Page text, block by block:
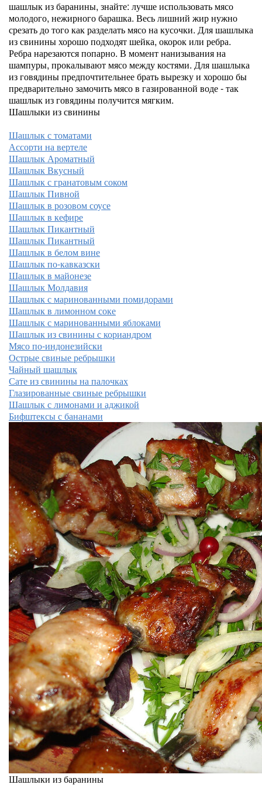
шашлык из баранины, знайте: лучше использовать мясо
молодого, нежирного барашка. Весь лишний жир нужно
срезать до того как разделать мясо на кусочки. Для шашлыка
из свинины хорошо подходят шейка, окорок или ребра.
Ребра нарезаются попарно. В момент нанизывания на
шампуры, прокалывают мясо между костями. Для шашлыка
из говядины предпочтительнее брать вырезку и хорошо бы
предварительно замочить мясо в газированной воде - так
шашлык из говядины получится мягким.
Шашлыки из свинины
Шашлык с томатами
Ассорти на вертеле
Шашлык Ароматный
Шашлык Вкусный
Шашлык с гранатовым соком
Шашлык Пивной
Шашлык в розовом соусе
Шашлык в кефире
Шашлык Пикантный
Шашлык Пикантный
Шашлык в белом вине
Шашлык по-кавказски
Шашлык в майонезе
Шашлык Молдавия
Шашлык с маринованными помидорами
Шашлык в лимонном соке
Шашлык с маринованными яблоками
Шашлык из свинины с кориандром
Мясо по-индонезийски
Острые свиные ребрышки
Чайный шашлык
Сате из свинины на палочках
Глазированные свиные ребрышки
Шашлык с лимонами и аджикой
Бифштексы с бананами
Шашлыки из баранины